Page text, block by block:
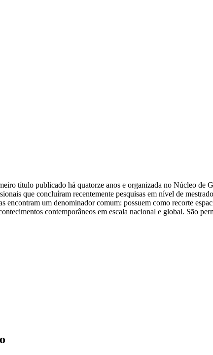
título publicado há quatorze anos e organizada no Núcleo
que concluíram recentemente pesquisas em nível de
encontram um denominador comum: possuem como recorte
contemporâneos em escala nacional e global. São